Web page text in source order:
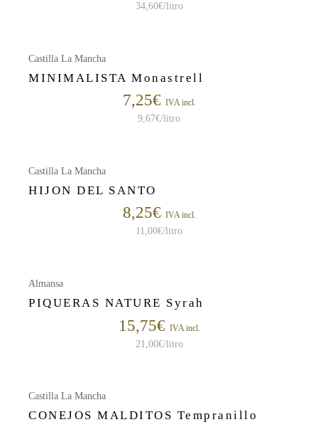
34,60€/litro
Castilla La Mancha
MINIMALISTA Monastrell
7,25€ IVA incl.
9,67€/litro
Castilla La Mancha
HIJON DEL SANTO
8,25€ IVA incl.
11,00€/litro
Almansa
PIQUERAS NATURE Syrah
15,75€ IVA incl.
21,00€/litro
Castilla La Mancha
CONEJOS MALDITOS Tempranillo